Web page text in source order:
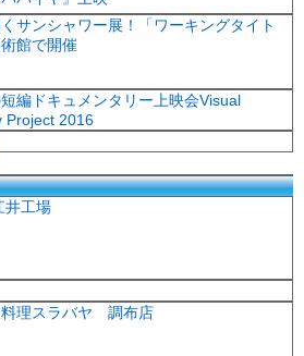
サンシャワー展！「ワーキングタイト
館で開催
編ドキュメンタリー上映会Visual
Project 2016
井工場
料理スラバヤ 調布店